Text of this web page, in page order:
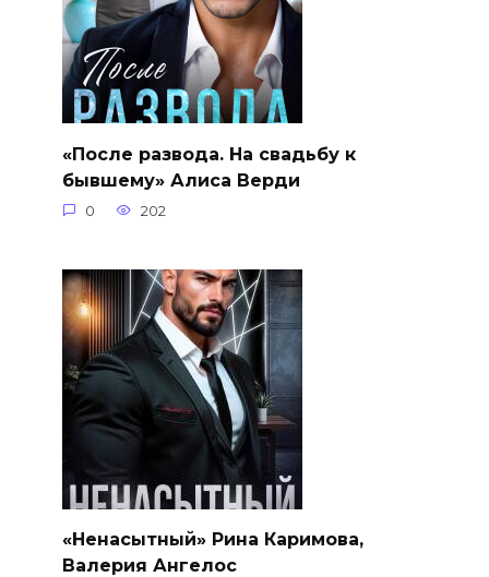
«После развода. На свадьбу к
бывшему» Алиса Верди
0 202
«Ненасытный» Рина Каримова,
Валерия Ангелос